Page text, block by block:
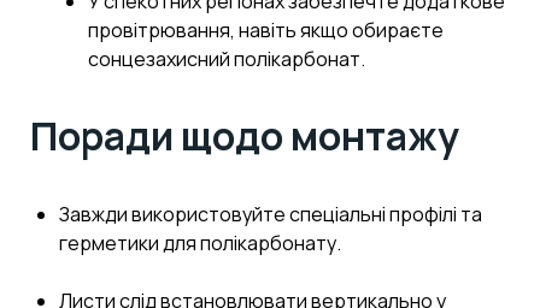
провітрювання, навіть якщо обираєте
сонцезахисний полікарбонат.
Поради щодо монтажу
Завжди використовуйте спеціальні профілі та
герметики для полікарбонату.
Листи слід встановлювати вертикально у